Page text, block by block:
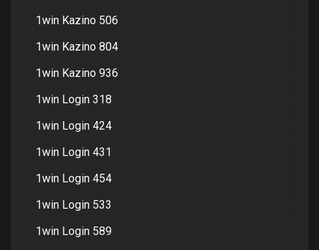
1win Kazino 506
1win Kazino 804
1win Kazino 936
1win Login 318
1win Login 424
1win Login 431
1win Login 454
1win Login 533
1win Login 589